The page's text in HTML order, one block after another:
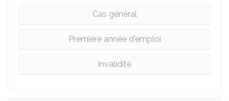
Cas général
Première année d'emploi
Invalidité